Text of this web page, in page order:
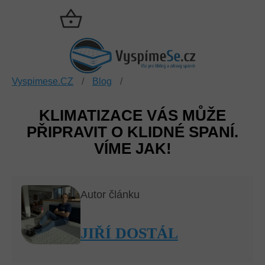
NÁKUPNÍ
KOŠÍK
Vyspimese.CZ / Blog /
KLIMATIZACE VÁS MŮŽE
PŘIPRAVIT O KLIDNÉ SPANÍ.
VÍME JAK!
Autor článku
JIŘÍ DOSTÁL